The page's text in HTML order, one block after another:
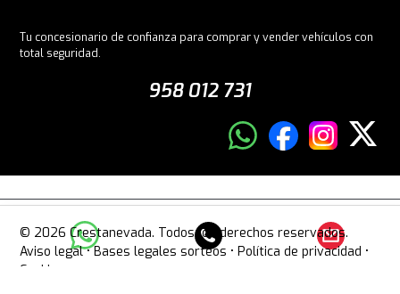
Tu concesionario de confianza para comprar y vender vehículos con
total seguridad.
958 012 731
© 2026 Crestanevada. Todos los derechos reservados.
Aviso legal•Bases legales sorteos •Política de privacidad •
Cookies